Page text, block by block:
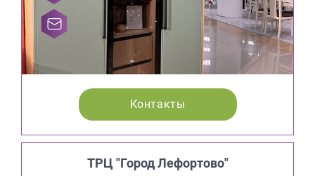
Контакты
ТРЦ "Город Лефортово"